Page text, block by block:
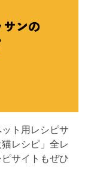
ト用レシピサ
レシピ」全レ
サイトもぜひ